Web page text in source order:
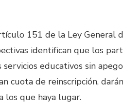
151 de la Ley General
identifican que los
educativos sin
cuota de reinscripción,
los que haya lugar.